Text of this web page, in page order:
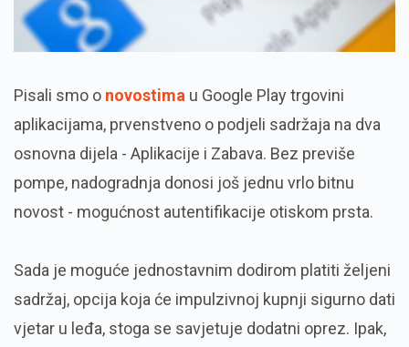
Pisali smo o novostima u Google Play trgovini
aplikacijama, prvenstveno o podjeli sadržaja na dva
osnovna dijela - Aplikacije i Zabava. Bez previše
pompe, nadogradnja donosi još jednu vrlo bitnu
novost - mogućnost autentifikacije otiskom prsta.
Sada je moguće jednostavnim dodirom platiti željeni
sadržaj, opcija koja će impulzivnoj kupnji sigurno dati
vjetar u leđa, stoga se savjetuje dodatni oprez. Ipak,